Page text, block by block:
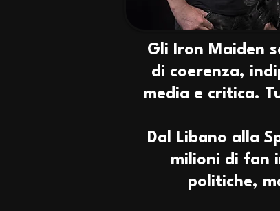
Gli Iron Maiden
di coerenza,
media e critica.
Dal Libano alla
milioni di fan
politiche,